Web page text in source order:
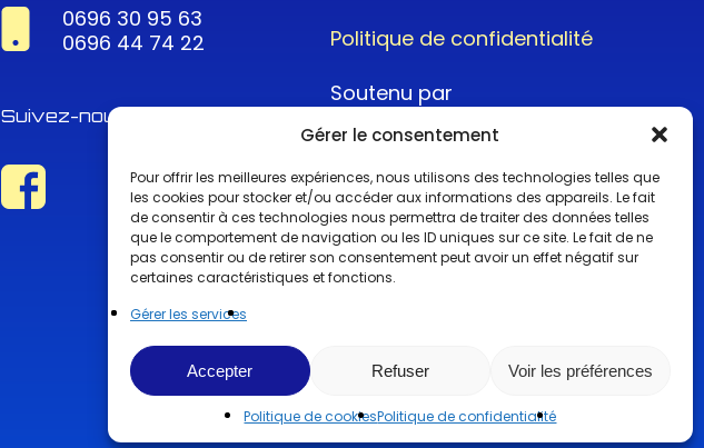
Gérer le consentement
Pour offrir les meilleures expériences, nous utilisons des technologies telles que
les cookies pour stocker et/ou accéder aux informations des appareils. Le fait
de consentir à ces technologies nous permettra de traiter des données telles
que le comportement de navigation ou les ID uniques sur ce site. Le fait de ne
pas consentir ou de retirer son consentement peut avoir un effet négatif sur
certaines caractéristiques et fonctions.
Gérer les services
Accepter Refuser Voir les préférences
Politique de cookiesPolitique de confidentialité
0696 30 95 63
0696 44 74 22
Suivez-nous !
Politique de confidentialité
Soutenu par
@2022CopyrightTurboCar